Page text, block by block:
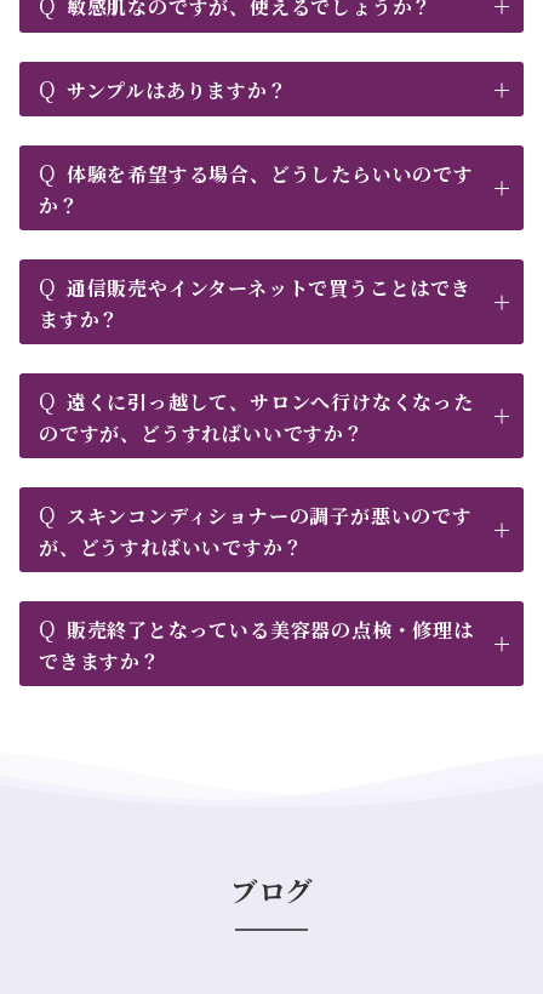
敏感肌なのですが、使えるでしょうか？
Q サンプルはありますか？
Q 体験を希望する場合、どうしたらいいのです
か？
Q 通信販売やインターネットで買うことはでき
ますか？
Q 遠くに引っ越して、サロンへ行けなくなった
のですが、どうすればいいですか？
Q スキンコンディショナーの調子が悪いのです
が、どうすればいいですか？
Q 販売終了となっている美容器の点検・修理は
できますか？
ブログ